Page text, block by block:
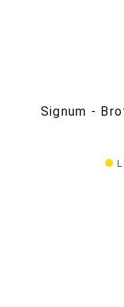
Signum -